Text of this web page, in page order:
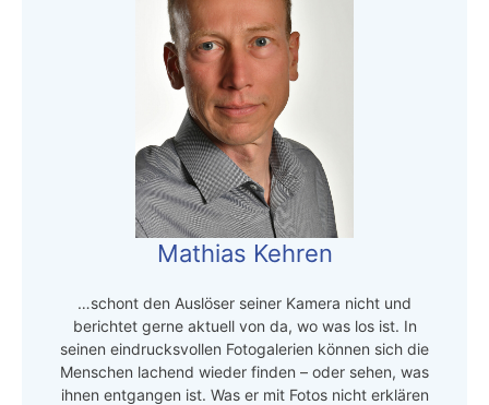
Mathias Kehren
…schont den Auslöser seiner Kamera nicht und
berichtet gerne aktuell von da, wo was los ist. In
seinen eindrucksvollen Fotogalerien können sich die
Menschen lachend wieder finden – oder sehen, was
ihnen entgangen ist. Was er mit Fotos nicht erklären